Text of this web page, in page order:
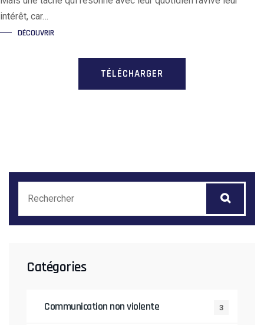
intérêt, car…
DÉCOUVRIR
TÉLÉCHARGER
Catégories
Communication non violente 3